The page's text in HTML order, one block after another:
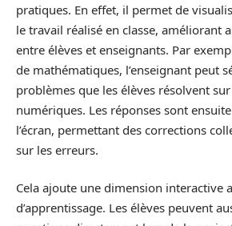
pratiques. En effet, il permet de
le travail réalisé en classe, améliorant
entre élèves et enseignants. Par
de mathématiques, l’enseignant peut
problèmes que les élèves résolvent
numériques. Les réponses sont
l’écran, permettant des corrections
sur les erreurs.
Cela ajoute une dimension interactive
d’apprentissage. Les élèves peuvent